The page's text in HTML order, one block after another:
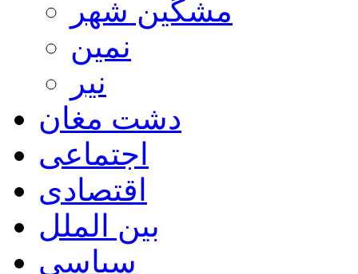
مشگین شهر
نمین
نیر
دشت مغان
اجتماعی
اقتصادی
بین الملل
سیاسی